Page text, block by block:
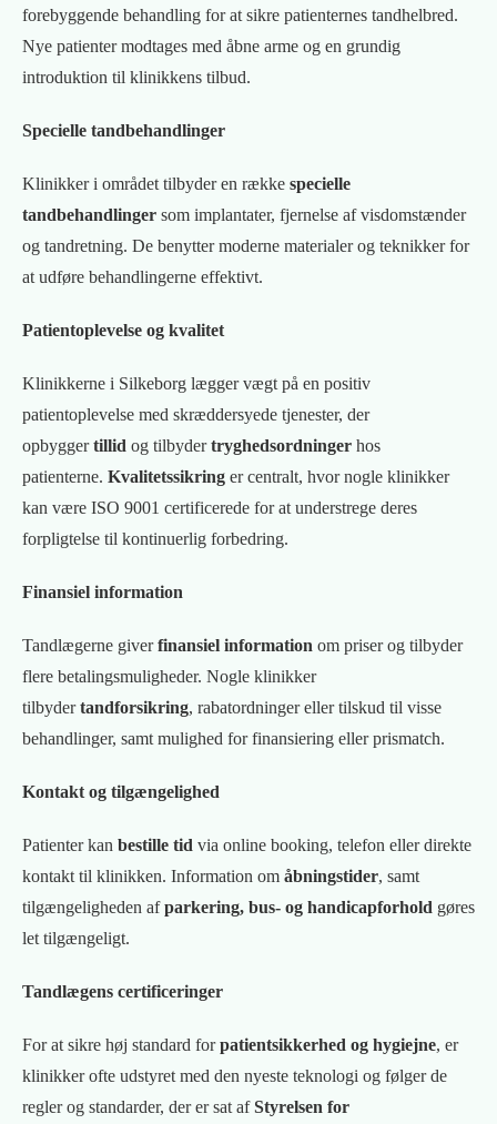
forebyggende behandling for at sikre patienternes tandhelbred.
Nye patienter modtages med åbne arme og en grundig
introduktion til klinikkens tilbud.
Specielle tandbehandlinger
Klinikker i området tilbyder en række specielle
tandbehandlinger som implantater, fjernelse af visdomstænder
og tandretning. De benytter moderne materialer og teknikker for
at udføre behandlingerne effektivt.
Patientoplevelse og kvalitet
Klinikkerne i Silkeborg lægger vægt på en positiv
patientoplevelse med skræddersyede tjenester, der
opbyggertillid og tilbydertryghedsordninger hos
patienterne. Kvalitetssikring er centralt, hvor nogle klinikker
kan være ISO 9001 certificerede for at understrege deres
forpligtelse til kontinuerlig forbedring.
Finansiel information
Tandlægerne giverfinansiel information om priser og tilbyder
flere betalingsmuligheder. Nogle klinikker
tilbydertandforsikring, rabatordninger eller tilskud til visse
behandlinger, samt mulighed for finansiering eller prismatch.
Kontakt og tilgængelighed
Patienter kan bestille tid via online booking, telefon eller direkte
kontakt til klinikken. Information om åbningstider, samt
tilgængeligheden afparkering, bus- og handicapforhold gøres
let tilgængeligt.
Tandlægens certificeringer
For at sikre høj standard forpatientsikkerhed og hygiejne, er
klinikker ofte udstyret med den nyeste teknologi og følger de
regler og standarder, der er sat afStyrelsen for